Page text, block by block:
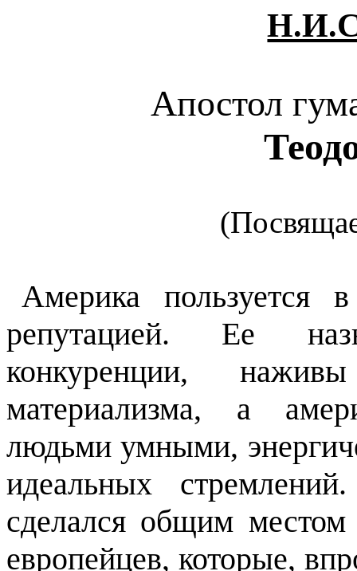
Апостол
Америка пользуется
репутацией. Ее
конкуренции,
материализма, а
людьми умными,
идеальных
сделался общим
европейцев, которые,